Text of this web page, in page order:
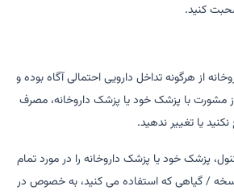
کنید.
از هرگونه تداخل دارویی احتمالی آگاه بوده و
مشورت با پزشک خود یا پزشک داروخانه، مصرف
یا تغییر ندهید.
پزشک خود یا پزشک داروخانه را در مورد تمام
/ گیاهی که استفاده می کنید، به خصوص در